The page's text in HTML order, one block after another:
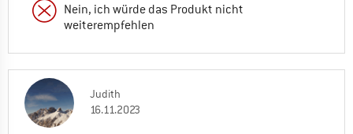
Nein, ich würde das Produkt nicht
weiterempfehlen
Judith
16.11.2023